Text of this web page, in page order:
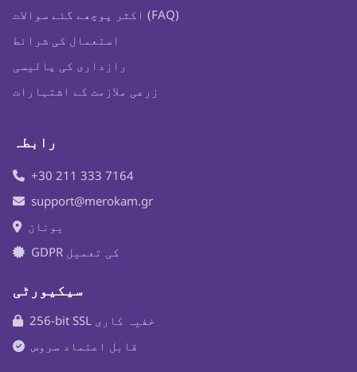
اکثر پوچھے گئے سوالات (FAQ)
استعمال کی شرائط
رازداری کی پالیسی
زرعی ملازمت کے اشتہارات
رابطہ
+30 211 333 7164
support@merokam.gr
یونان
GDPR کی تعمیل
سیکیورٹی
256-bit SSL خفیہ کاری
قابل اعتماد سروس